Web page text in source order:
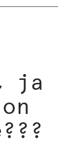
ja